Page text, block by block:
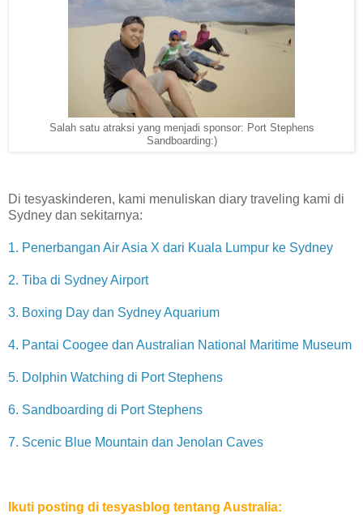
Salah satu atraksi yang menjadi sponsor: Port Stephens
Sandboarding:)
Di tesyaskinderen, kami menuliskan diary traveling kami di
Sydney dan sekitarnya:
1. Penerbangan Air Asia X dari Kuala Lumpur ke Sydney
2. Tiba di Sydney Airport
3. Boxing Day dan Sydney Aquarium
4. Pantai Coogee dan Australian National Maritime Museum
5. Dolphin Watching di Port Stephens
6. Sandboarding di Port Stephens
7. Scenic Blue Mountain dan Jenolan Caves
Ikuti posting di tesyasblog tentang Australia: